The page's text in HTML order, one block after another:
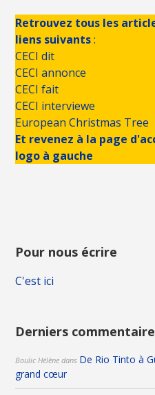
Retrouvez tous les
liens suivants:
CECI dit
CECI annonce
CECI fait
CECI interviewe
European Christmas Tree
Et revenez à la page
logo à gauche
Pour nous écrire
C'est ici
Derniers
Boulic Hélène dans De Rio Tinto à
grand cœur